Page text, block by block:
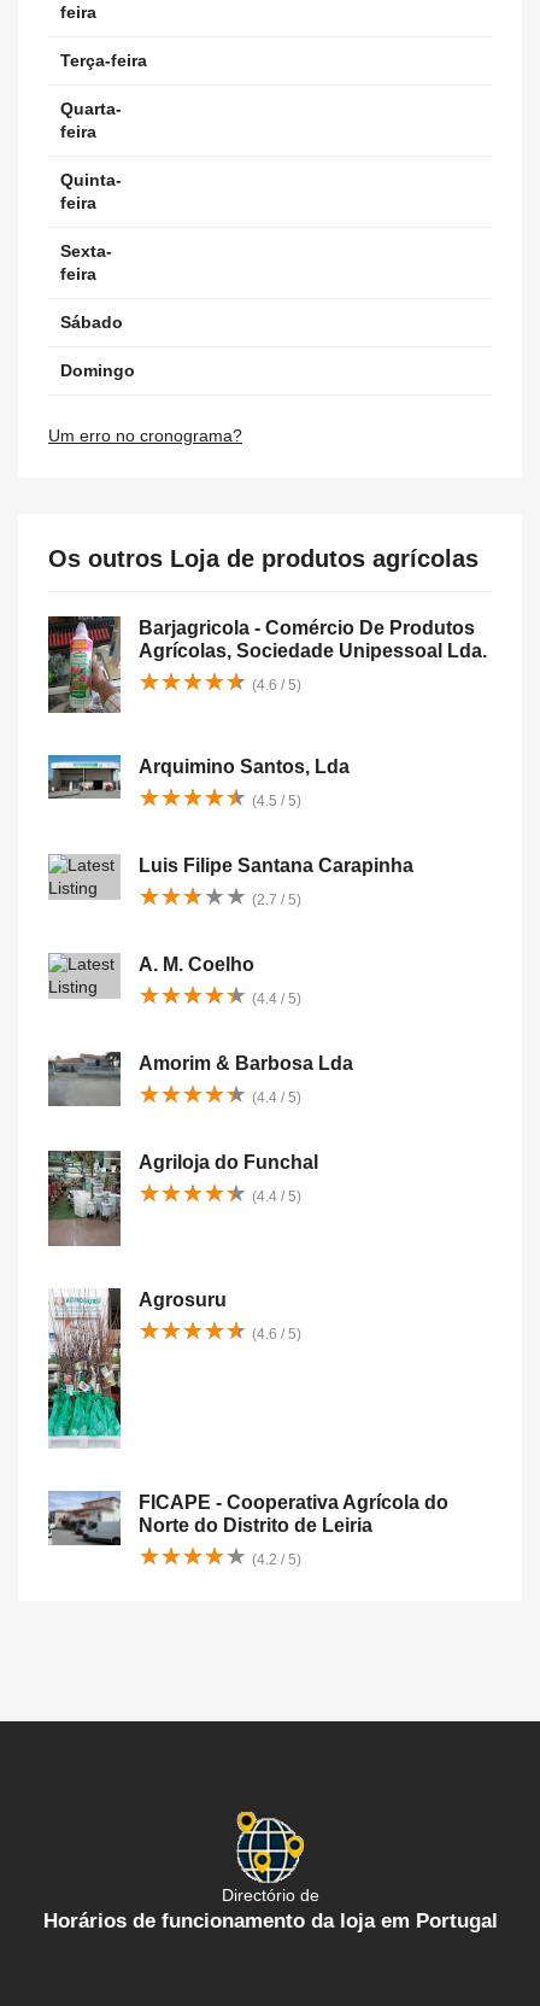
feira
Terça-feira
Quarta-
feira
Quinta-
feira
Sexta-
feira
Sábado
Domingo
Um erro no cronograma?
Os outros Loja de produtos agrícolas
Barjagricola - Comércio De Produtos
Agrícolas, Sociedade Unipessoal Lda.
★★★★★
★★★★★ (4.6 / 5)
Arquimino Santos, Lda
★★★★★
★★★★★ (4.5 / 5)
Luis Filipe Santana Carapinha
★★★★★
★★★★★ (2.7 / 5)
A. M. Coelho
★★★★★
★★★★★ (4.4 / 5)
Amorim & Barbosa Lda
★★★★★
★★★★★ (4.4 / 5)
Agriloja do Funchal
★★★★★
★★★★★ (4.4 / 5)
Agrosuru
★★★★★
★★★★★ (4.6 / 5)
FICAPE - Cooperativa Agrícola do
Norte do Distrito de Leiria
★★★★★
★★★★★ (4.2 / 5)
Directório de
Horários de funcionamento da loja em Portugal